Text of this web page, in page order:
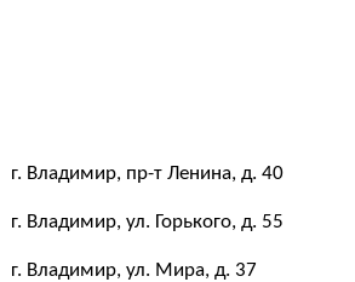
г. Владимир, пр-т Ленина, д. 40
г. Владимир, ул. Горького, д. 55
г. Владимир, ул. Мира, д. 37